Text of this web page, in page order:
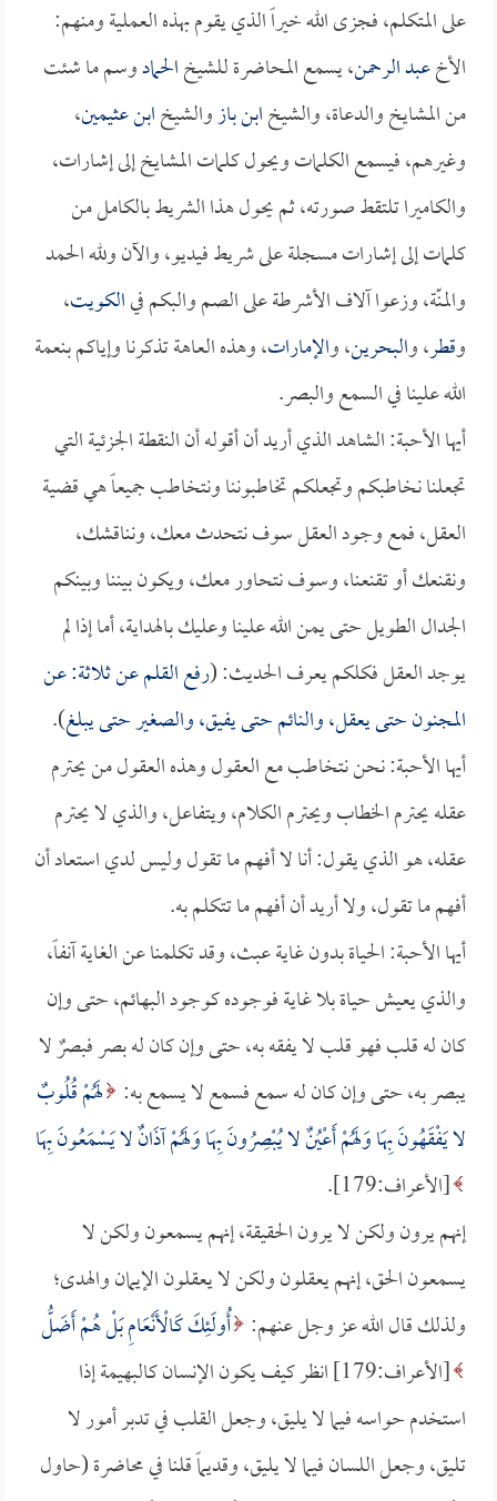
على المتكلم، فجزى الله خيراً الذي يقوم بهذه العملية ومنهم:
الأخعبد الرحمن، يسمع المحاضرة للشيخالحمادوسم ما شئت
من المشايخ والدعاة، والشيخابن بازوالشيخابن عثيمين،
وغيرهم، فيسمع الكلمات ويحول كلمات المشايخ إلى إشارات،
والكاميرا تلتقط صورته، ثم يحول هذا الشريط بالكامل من
كلمات إلى إشارات مسجلة على شريط فيديو، والآن ولله الحمد
والمنّة، وزعوا آلاف الأشرطة على الصم والبكم فيالكويت،
وقطر، والبحرين، والإمارات، وهذه العاهة تذكرنا وإياكم بنعمة
الله علينا في السمع والبصر.
أيها الأحبة: الشاهد الذي أريد أن أقوله أن النقطة الجزئية التي
تجعلنا نخاطبكم وتجعلكم تخاطبوننا ونتخاطب جميعاً هي قضية
العقل، فمع وجود العقل سوف نتحدث معك، ونناقشك،
ونقنعك أو تقنعنا، وسوف نتحاور معك، ويكون بيننا وبينكم
الجدال الطويل حتى يمن الله علينا وعليك بالهداية، أما إذا لم
يوجد العقل فكلكم يعرف الحديث: (رفع القلم عن ثلاثة: عن
المجنون حتى يعقل، والنائم حتى يفيق، والصغير حتى يبلغ).
أيها الأحبة: نحن نتخاطب مع العقول وهذه العقول من يحترم
عقله يحترم الخطاب ويحترم الكلام، ويتفاعل، والذي لا يحترم
عقله، هو الذي يقول: أنا لا أفهم ما تقول وليس لدي استعاد أن
أفهم ما تقول، ولا أريد أن أفهم ما تتكلم به.
أيها الأحبة: الحياة بدون غاية عبث، وقد تكلمنا عن الغاية آنفاً،
والذي يعيش حياة بلا غاية فوجوده كوجود البهائم، حتى وإن
كان له قلب فهو قلب لا يفقه به، حتى وإن كان له بصر فبصرٌ لا
يبصر به، حتى وإن كان له سمع فسمع لا يسمع به: لَهُمْ قُلُوبٌ
لا يَفْقَهُونَ بِهَا وَلَهُمْ أَعْيُنٌ لا يُبْصِرُونَ بِهَا وَلَهُمْ آذَانٌ لا يَسْمَعُونَ بِهَا
[الأعراف:179].
إنهم يرون ولكن لا يرون الحقيقة، إنهم يسمعون ولكن لا
يسمعون الحق، إنهم يعقلون ولكن لا يعقلون الإيمان والهدى؛
ولذلك قال الله عز وجل عنهم: أُولَئِكَ كَالْأَنْعَامِ بَلْ هُمْ أَضَلُّ
[الأعراف:179] انظر كيف يكون الإنسان كالبهيمة إذا
استخدم حواسه فيما لا يليق، وجعل القلب في تدبر أمور لا
تليق، وجعل اللسان فيما لا يليق، وقديماً قلنا في محاضرة (حاول